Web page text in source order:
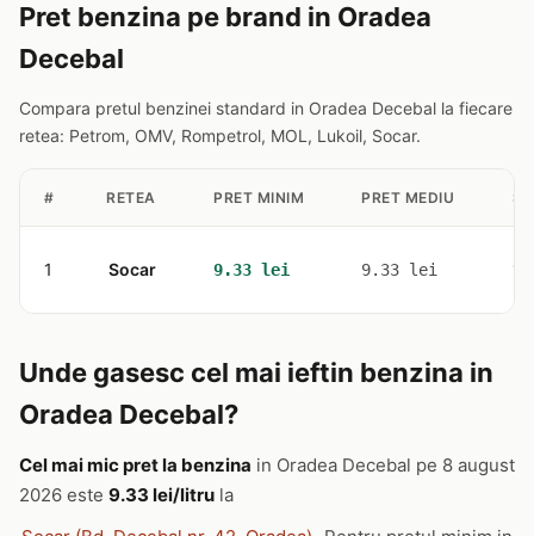
Pret benzina pe brand in Oradea
Decebal
Compara pretul benzinei standard in Oradea Decebal la fiecare
retea: Petrom, OMV, Rompetrol, MOL, Lukoil, Socar.
# RETEA PRET MINIM PRET MEDIU
1 Socar 9.33 lei 9.33 lei 1
Unde gasesc cel mai ieftin benzina in
Oradea Decebal?
Cel mai mic pret la benzina in Oradea Decebal pe 8 august
2026 este 9.33 lei/litru la